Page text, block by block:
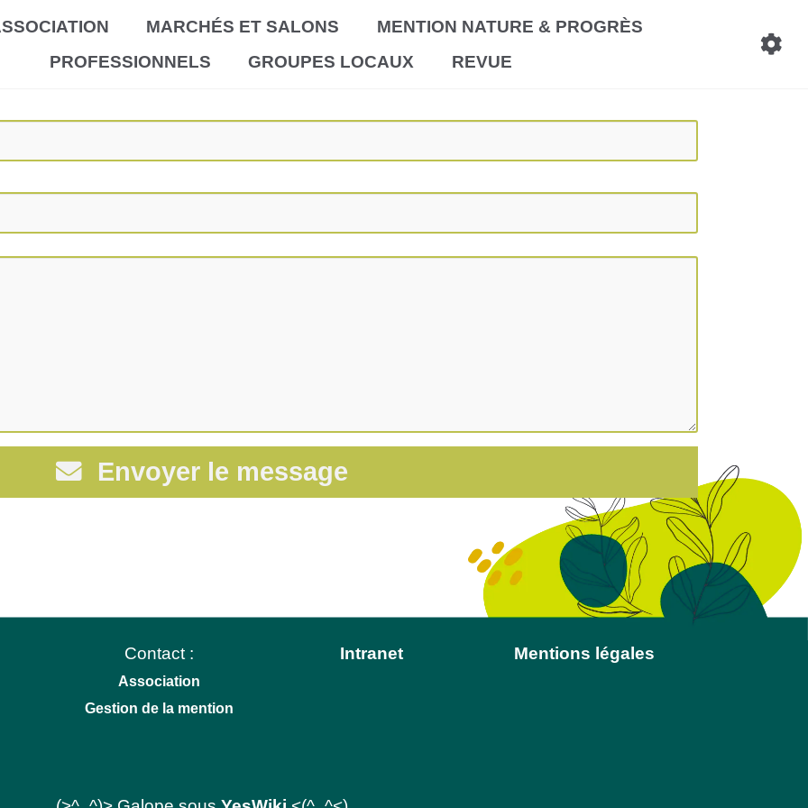
MARCHÉS ET SALONS
MENTION NATURE & PROGRÈS
PROFESSIONNELS
GROUPES LOCAUX REVUE
Envoyer le message
Contact :
Association
Gestion de la mention
Intranet Mentions légales